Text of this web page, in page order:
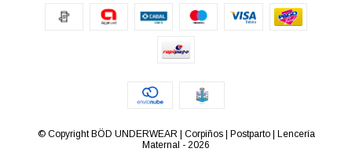
© Copyright BÖD UNDERWEAR | Corpiños | Postparto | Lencería
Maternal - 2026